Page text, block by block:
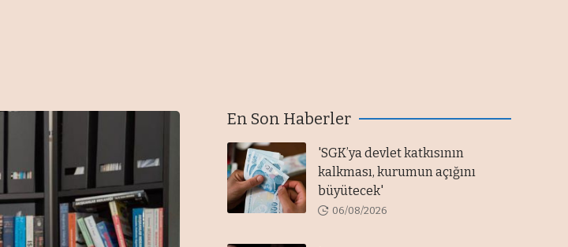
En Son Haberler
'SGK’ya devlet katkısının
kalkması, kurumun açığını
büyütecek'
06/08/2026